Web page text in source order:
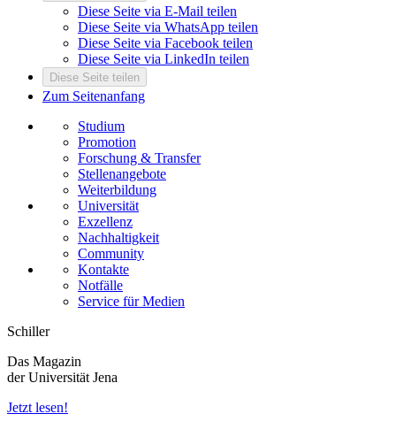
Diese Seite via E-Mail teilen
Diese Seite via WhatsApp teilen
Diese Seite via Facebook teilen
Diese Seite via LinkedIn teilen
Diese Seite teilen
Zum Seitenanfang
Studium
Promotion
Forschung & Transfer
Stellenangebote
Weiterbildung
Universität
Exzellenz
Nachhaltigkeit
Community
Kontakte
Notfälle
Service für Medien
Schiller
Das Magazin
der Universität Jena
Jetzt lesen!